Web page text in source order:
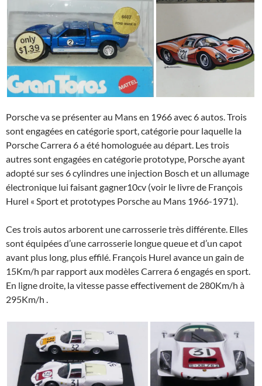
Porsche va se présenter au Mans en 1966 avec 6 autos. Trois
sont engagées en catégorie sport, catégorie pour laquelle la
Porsche Carrera 6 a été homologuée au départ. Les trois
autres sont engagées en catégorie prototype, Porsche ayant
adopté sur ses 6 cylindres une injection Bosch et un allumage
électronique lui faisant gagner10cv (voir le livre de François
Hurel « Sport et prototypes Porsche au Mans 1966-1971).
Ces trois autos arborent une carrosserie très différente. Elles
sont équipées d’une carrosserie longue queue et d’un capot
avant plus long, plus effilé. François Hurel avance un gain de
15Km/h par rapport aux modèles Carrera 6 engagés en sport.
En ligne droite, la vitesse passe effectivement de 280Km/h à
295Km/h .